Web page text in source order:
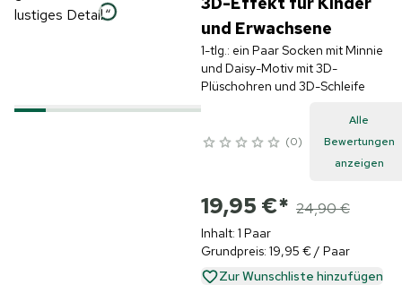
und Erwachsene
1-tlg.: ein Paar Socken mit Minnie
und Daisy-Motiv mit 3D-
Plüschohren und 3D-Schleife
0
Alle
Bewertungen
anzeigen
19,95 €* 24,90 €
Inhalt: 1 Paar
Grundpreis: 19,95 € / Paar
Zur Wunschliste hinzufügen